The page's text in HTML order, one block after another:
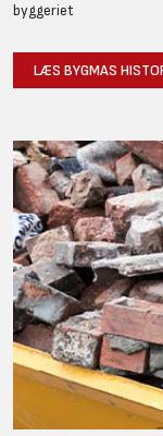
byggeriet
LÆS BYGMAS